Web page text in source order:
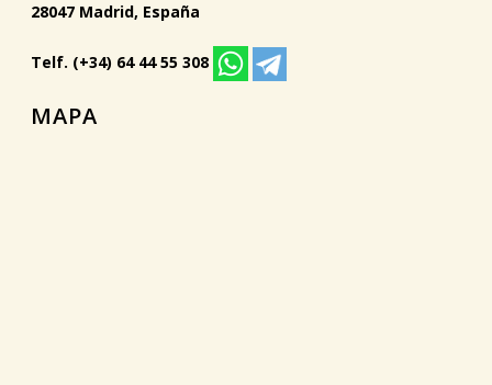
28047 Madrid, España
Telf. (+34) 64 44 55 308
MAPA